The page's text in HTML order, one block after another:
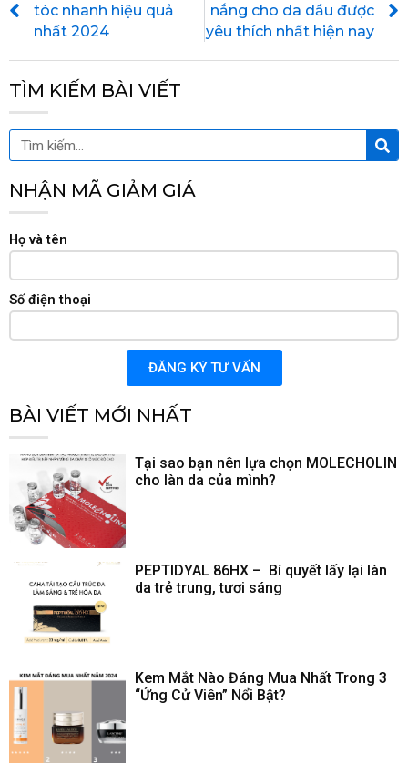
tóc nhanh hiệu quả
nhất 2024
nắng cho da dầu được
yêu thích nhất hiện nay
TÌM KIẾM BÀI VIẾT
Tìm
kiếm
Tìm
NHẬN MÃ GIẢM GIÁ
Họ và tên
Số điện thoại
ĐĂNG KÝ TƯ VẤN
BÀI VIẾT MỚI NHẤT
Tại sao bạn nên lựa chọn MOLECHOLIN
cho làn da của mình?
PEPTIDYAL 86HX – Bí quyết lấy lại làn
da trẻ trung, tươi sáng
Kem Mắt Nào Đáng Mua Nhất Trong 3
“Ứng Cử Viên” Nổi Bật?